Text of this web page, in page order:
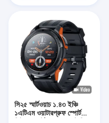
সি২৫ স্মার্টওয়াচ ১.৪৩ ইঞ্চি
১এটিএম ওয়াটারপ্রুফ স্পোর্ট